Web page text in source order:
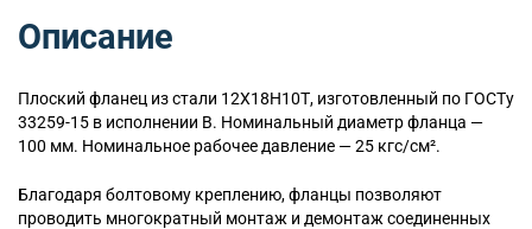
Описание
Плоский фланец из стали 12Х18Н10Т, изготовленный по ГОСТу
33259-15 в исполнении B. Номинальный диаметр фланца —
100 мм. Номинальное рабочее давление — 25 кгс/см².
Благодаря болтовому креплению, фланцы позволяют
проводить многократный монтаж и демонтаж соединенных